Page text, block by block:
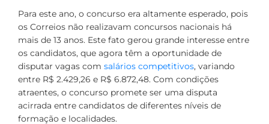
Para este ano, o concurso era altamente esperado, pois
os Correios não realizavam concursos nacionais há
mais de 13 anos. Este fato gerou grande interesse entre
os candidatos, que agora têm a oportunidade de
disputar vagas com salários competitivos, variando
entre R$ 2.429,26 e R$ 6.872,48. Com condições
atraentes, o concurso promete ser uma disputa
acirrada entre candidatos de diferentes níveis de
formação e localidades.